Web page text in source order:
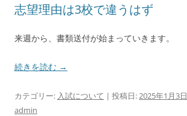
志望理由は3校で違うはず
来週から、書類送付が始まっていきます。
続きを読む →
カテゴリー: 入試について | 投稿日:2025年1月3日
admin